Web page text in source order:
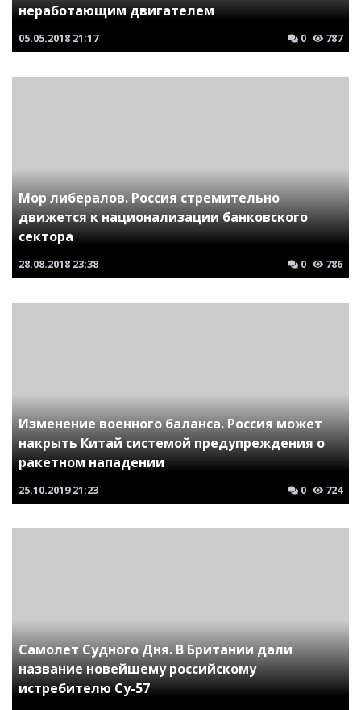
неработающим двигателем
05.05.2018 21:17 0 787
Мор либералов. Россия стремительно
движется к национализации банковского
сектора
28.08.2018 23:38 0 786
Изменение военного баланса. Россия может
накрыть Китай системой предупреждения о
ракетном нападении
25.10.2019 21:23 0 724
Самолет Судного Дня. В Британии дали
название новейшему российскому
истребителю Су-57